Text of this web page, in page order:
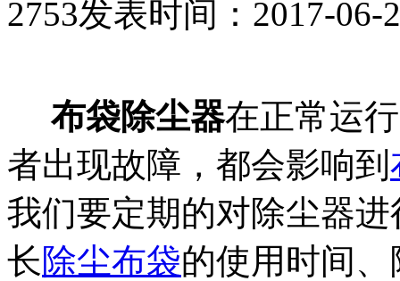
2753发表时间：2017-06-
布袋除尘器在正常运
者出现故障，都会影响到
我们要定期的对除尘器
长除尘布袋的使用时间